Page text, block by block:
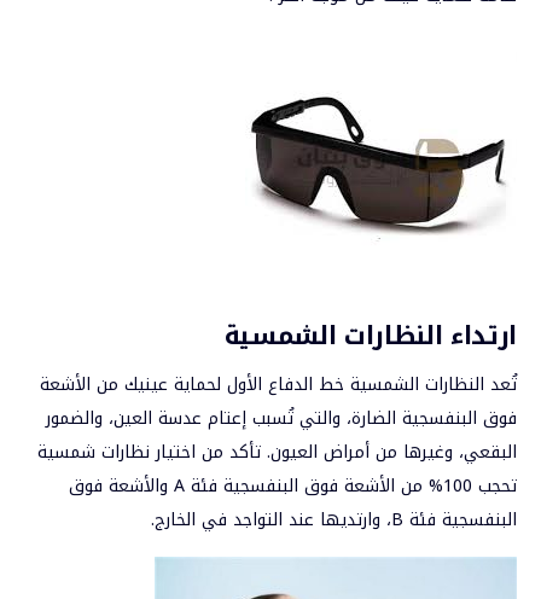
ارتداء النظارات الشمسية
تُعد النظارات الشمسية خط الدفاع الأول لحماية عينيك من الأشعة
فوق البنفسجية الضارة، والتي تُسبب إعتام عدسة العين، والضمور
البقعي، وغيرها من أمراض العيون. تأكد من اختيار نظارات شمسية
تحجب 100% من الأشعة فوق البنفسجية فئة A والأشعة فوق
البنفسجية فئة B، وارتديها عند التواجد في الخارج.